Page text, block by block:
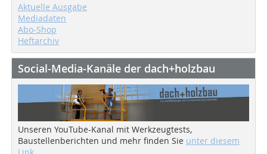
Aktuelle Ausgabe
Mediadaten
Abo-Shop
Heftarchiv
Social-Media-Kanäle der dach+holzbau
Unseren YouTube-Kanal mit Werkzeugtests,
Baustellenberichten und mehr finden Sie unter diesem